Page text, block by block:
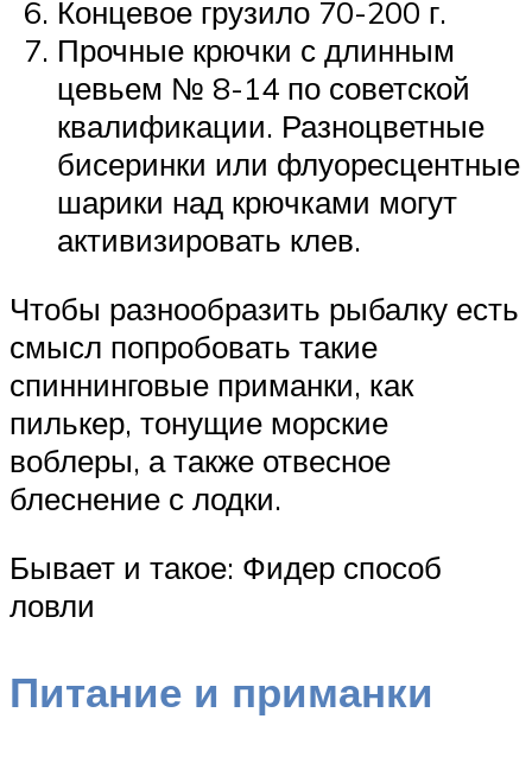
Концевое грузило 70-200 г.
Прочные крючки с длинным
цевьем № 8-14 по советской
квалификации. Разноцветные
бисеринки или флуоресцентные
шарики над крючками могут
активизировать клев.
Чтобы разнообразить рыбалку есть
смысл попробовать такие
спиннинговые приманки, как
пилькер, тонущие морские
воблеры, а также отвесное
блеснение с лодки.
Бывает и такое: Фидер способ
ловли
Питание и приманки